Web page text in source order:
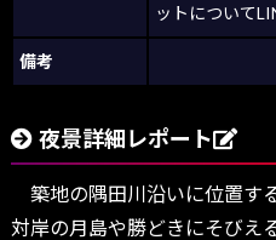
ットについて
備考
夜景詳細レポート
築地の隅田川沿いに位置す
対岸の月島や勝どきにそびえ